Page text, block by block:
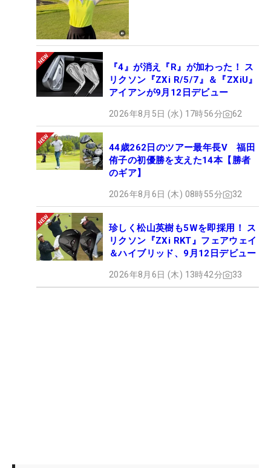
『4』が消え『R』が加わった！ ス
リクソン『ZXi R/5/7』＆『ZXiU』
アイアンが9月12日デビュー
2026年8月5日 (水) 17時56分 62
44歳262日のツアー最年長V 福田
侑子の初優勝を支えた14本【勝者
のギア】
2026年8月6日 (木) 08時55分 32
珍しく松山英樹も5Wを即採用！ ス
リクソン『ZXi RKT』フェアウェイ
＆ハイブリッド、9月12日デビュー
2026年8月6日 (木) 13時42分 33